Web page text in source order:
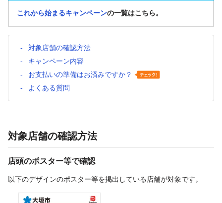
これから始まるキャンペーンの一覧はこちら。
対象店舗の確認方法
キャンペーン内容
お支払いの準備はお済みですか？
よくある質問
対象店舗の確認方法
店頭のポスター等で確認
以下のデザインのポスター等を掲出している店舗が対象です。